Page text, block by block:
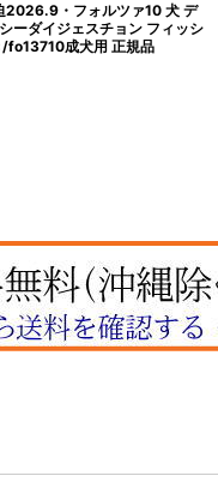
ア シニア バランスダイエッ
イ ドッグフードEMPIRE正